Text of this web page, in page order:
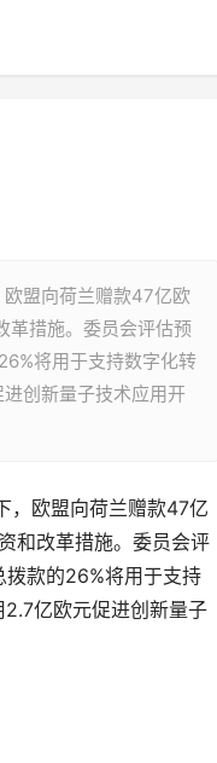
盟向荷兰赠款47亿欧
革措施。委员会评估预
将用于支持数字化转
创新量子技术应用开
，欧盟向荷兰赠款47亿
和改革措施。委员会评
款的26%将用于支持
亿欧元促进创新量子